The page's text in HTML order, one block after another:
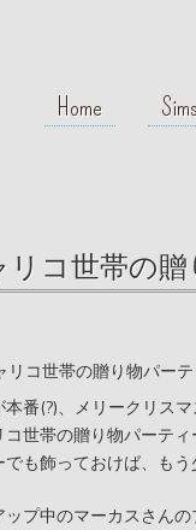
Home
リコ世帯の
番(?)、メリークリスマ
コ世帯の贈り物パーテ
でも飾っておけば、も
ップ中のマーカスさんの